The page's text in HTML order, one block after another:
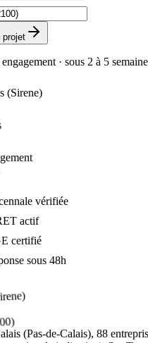
projet
· sous 2 à 5
(Sirene)
vérifiée
actif
certifié
sous 48h
(Pas-de-Calais), 88